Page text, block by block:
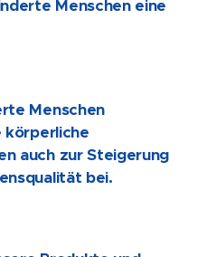
Menschen eine
Menschen
körperliche
auch zur Steigerung
bei.